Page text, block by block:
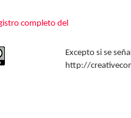
completo del
Excepto si se
http://